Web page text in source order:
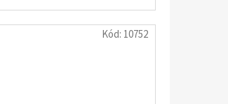
Kód: 10752